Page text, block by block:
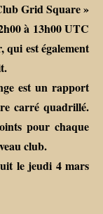
Grid Square »
à 13h00 UTC
qui est également
est un rapport
carré quadrillé.
pour chaque
club.
le jeudi 4 mars